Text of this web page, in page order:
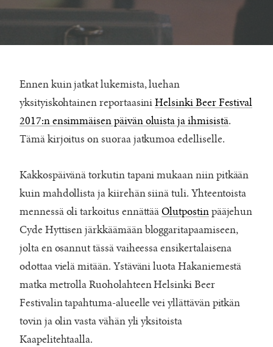
Ennen kuin jatkat lukemista, luehan
yksityiskohtainen reportaasiniHelsinki Beer Festival
2017:n ensimmäisen päivän oluista ja ihmisistä.
Tämä kirjoitus on suoraa jatkumoa edelliselle.
Kakkospäivänä torkutin tapani mukaan niin pitkään
kuin mahdollista ja kiirehän siinä tuli. Yhteentoista
mennessä oli tarkoitus ennättääOlutpostinpääjehun
Cyde Hyttisen järkkäämään bloggaritapaamiseen,
jolta en osannut tässä vaiheessa ensikertalaisena
odottaa vielä mitään. Ystäväni luota Hakaniemestä
matka metrolla Ruoholahteen Helsinki Beer
Festivalin tapahtuma-alueelle vei yllättävän pitkän
tovin ja olin vasta vähän yli yksitoista
Kaapelitehtaalla.